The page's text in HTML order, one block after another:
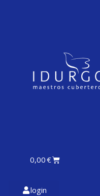
0,00€
login